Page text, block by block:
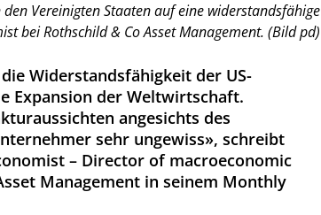
Vereinigten Staaten auf eine widerstandsfähige
bei Rothschild & Co Asset Management. (Bild pd)
Widerstandsfähigkeit der US-
Expansion der Weltwirtschaft.
angesichts des
sehr ungewiss», schreibt
– Director of macroeconomic
Management in seinem Monthly